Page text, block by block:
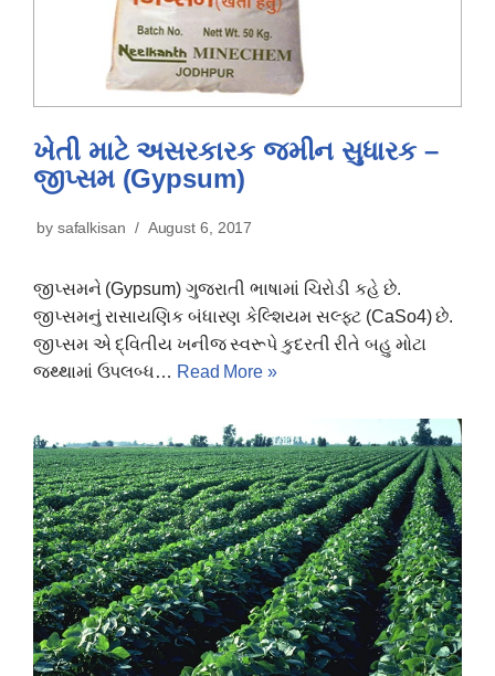
ખેતી માટે અસરકારક જમીન સુધારક –
જીપ્સમ (Gypsum)
by safalkisan August 6, 2017
જીપ્સમને (Gypsum) ગુજરાતી ભાષામાં ચિરોડી કહે છે.
જીપ્સમનું રાસાયણિક બંધારણ કેલ્શિયમ સલ્ફટ (CaSo4) છે.
જીપ્સમ એ દ્વિતીય ખનીજ સ્વરૂપે કુદરતી રીતે બહુ મોટા
જથ્થામાં ઉપલબ્ધ… Read More »